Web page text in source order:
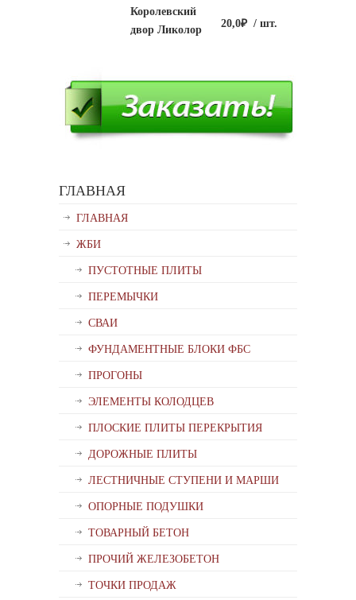
Королевский
двор Ликолор
20,0₽ / шт.
ГЛАВНАЯ
ГЛАВНАЯ
ЖБИ
ПУСТОТНЫЕ ПЛИТЫ
ПЕРЕМЫЧКИ
СВАИ
ФУНДАМЕНТНЫЕ БЛОКИ ФБС
ПРОГОНЫ
ЭЛЕМЕНТЫ КОЛОДЦЕВ
ПЛОСКИЕ ПЛИТЫ ПЕРЕКРЫТИЯ
ДОРОЖНЫЕ ПЛИТЫ
ЛЕСТНИЧНЫЕ СТУПЕНИ И МАРШИ
ОПОРНЫЕ ПОДУШКИ
ТОВАРНЫЙ БЕТОН
ПРОЧИЙ ЖЕЛЕЗОБЕТОН
ТОЧКИ ПРОДАЖ